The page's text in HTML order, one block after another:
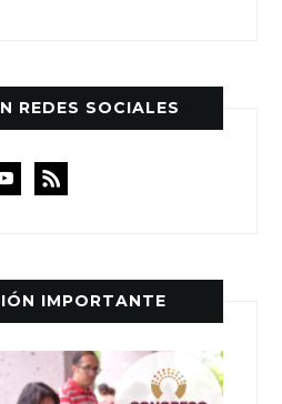
REDES SOCIALES
rss
IMPORTANTE